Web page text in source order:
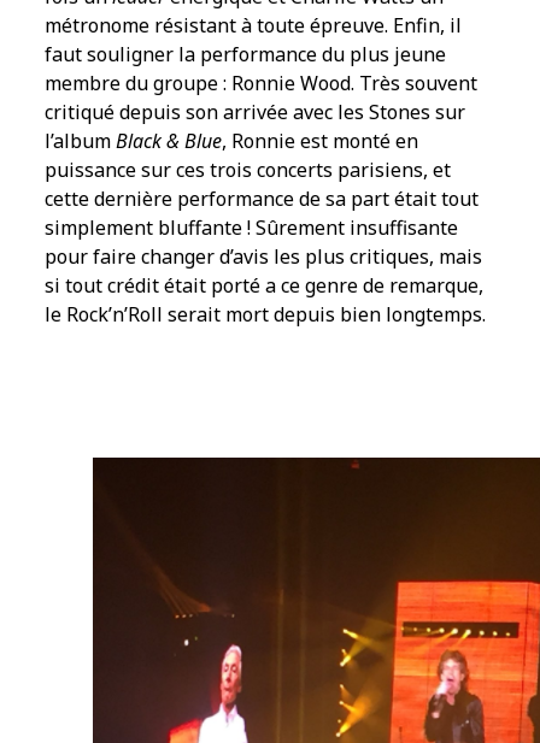
métronome résistant à toute épreuve. Enfin, il
faut souligner la performance du plus jeune
membre du groupe : Ronnie Wood. Très souvent
critiqué depuis son arrivée avec les Stones sur
l’albumBlack & Blue, Ronnie est monté en
puissance sur ces trois concerts parisiens, et
cette dernière performance de sa part était tout
simplement bluffante ! Sûrement insuffisante
pour faire changer d’avis les plus critiques, mais
si tout crédit était porté a ce genre de remarque,
le Rock’n’Roll serait mort depuis bien longtemps.